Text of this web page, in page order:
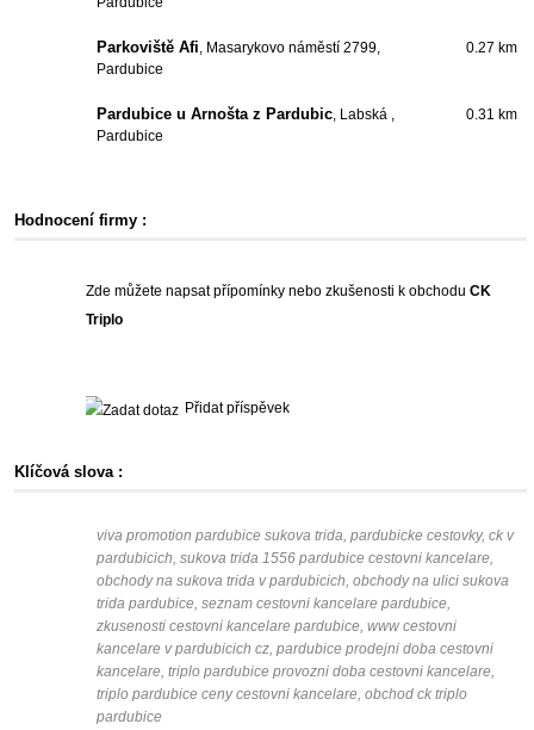
Parkoviště Afi, Masarykovo náměstí 2799,
Pardubice
0.27 km
Pardubice u Arnošta z Pardubic, Labská ,
Pardubice
0.31 km
Hodnocení firmy :
Zde můžete napsat přípomínky nebo zkušenosti k obchoduCK
Triplo
Přidat příspěvek
Klíčová slova :
viva promotion pardubice sukova trida, pardubicke cestovky, ck v
pardubicich, sukova trida 1556 pardubice cestovni kancelare,
obchody na sukova trida v pardubicich, obchody na ulici sukova
trida pardubice, seznam cestovni kancelare pardubice,
zkusenosti cestovni kancelare pardubice, www cestovni
kancelare v pardubicich cz, pardubice prodejni doba cestovni
kancelare, triplo pardubice provozni doba cestovni kancelare,
triplo pardubice ceny cestovni kancelare, obchod ck triplo
pardubice